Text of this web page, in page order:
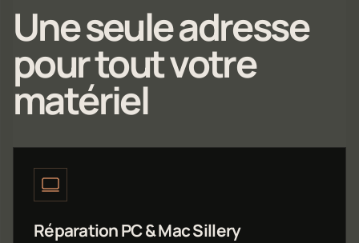
Une seule adresse
pour tout votre
matériel
Réparation PC & Mac Sillery